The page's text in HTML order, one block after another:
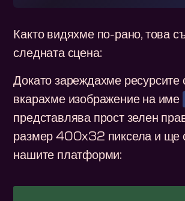
Както видяхме по-рано, това
следната сцена:
Докато зареждахме ресурсите
вкарахме изображение на име
представлява прост зелен
размер 400x32 пиксела и ще
нашите платформи: